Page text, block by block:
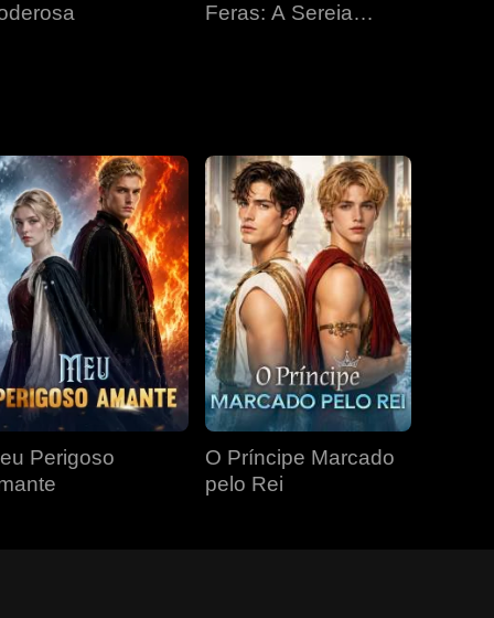
Feras: A Sereia
Perigoso
O Príncipe Marcado
pelo Rei